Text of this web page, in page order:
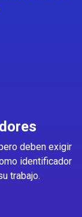
deben exigir
identificador
trabajo.